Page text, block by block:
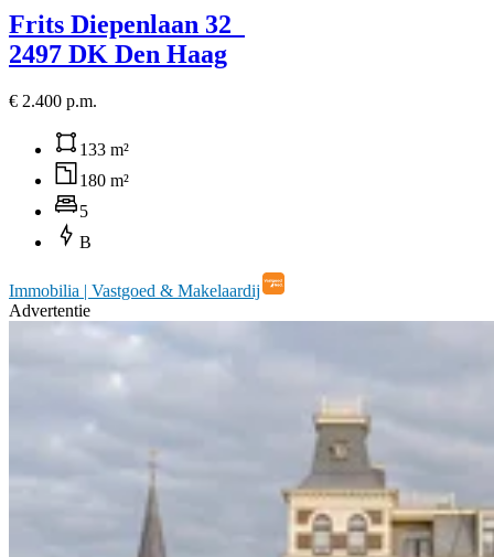
Frits Diepenlaan 32
2497 DK Den Haag
€ 2.400 p.m.
133 m²
180 m²
5
B
Immobilia | Vastgoed & Makelaardij
Advertentie